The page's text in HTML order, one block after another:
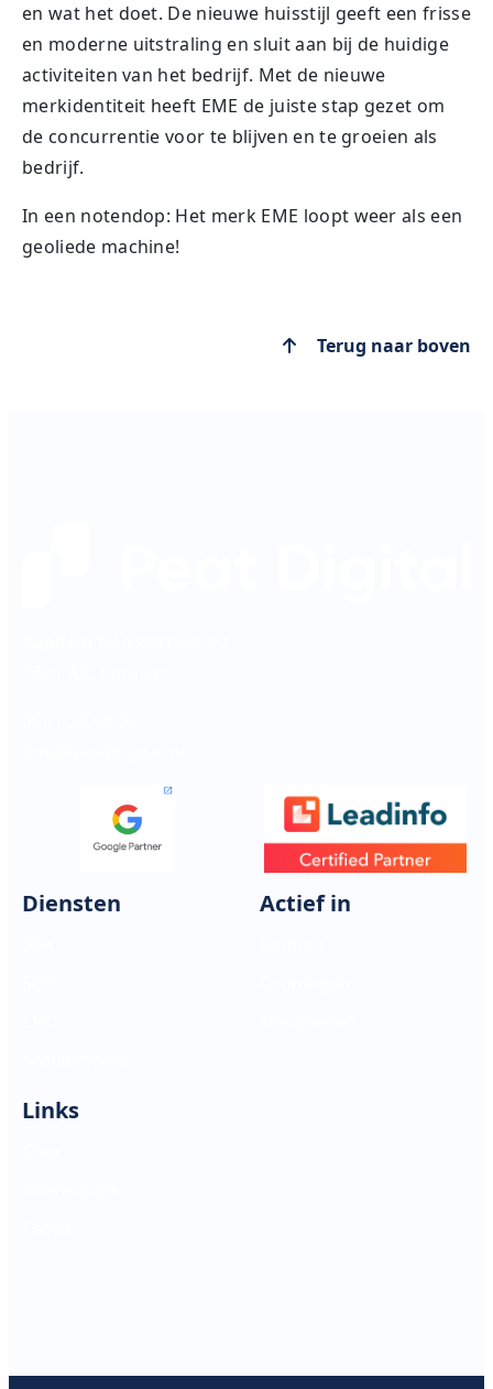
en wat het doet. De nieuwe huisstijl geeft een frisse
en moderne uitstraling en sluit aan bij de huidige
activiteiten van het bedrijf. Met de nieuwe
merkidentiteit heeft EME de juiste stap gezet om
de concurrentie voor te blijven en te groeien als
bedrijf.
In een notendop: Het merk EME loopt weer als een
geoliede machine!
Terug naar boven
Diensten Actief in
Links